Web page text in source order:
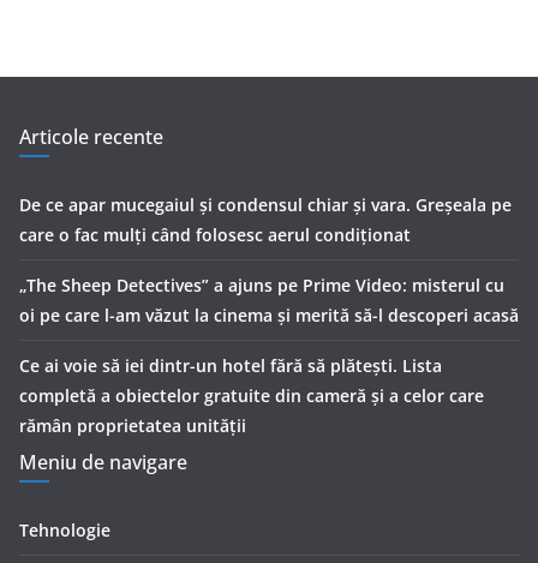
Articole recente
De ce apar mucegaiul și condensul chiar și vara. Greșeala pe
care o fac mulți când folosesc aerul condiționat
„The Sheep Detectives” a ajuns pe Prime Video: misterul cu
oi pe care l-am văzut la cinema și merită să-l descoperi acasă
Ce ai voie să iei dintr-un hotel fără să plătești. Lista
completă a obiectelor gratuite din cameră și a celor care
rămân proprietatea unității
Meniu de navigare
Tehnologie